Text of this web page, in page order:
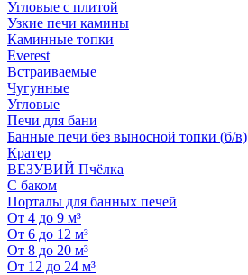
Угловые с плитой
Узкие печи камины
Каминные топки
Everest
Встраиваемые
Чугунные
Угловые
Печи для бани
Банные печи без выносной топки (б/в)
Кратер
ВЕЗУВИЙ Пчёлка
С баком
Порталы для банных печей
От 4 до 9 м³
От 6 до 12 м³
От 8 до 20 м³
От 12 до 24 м³